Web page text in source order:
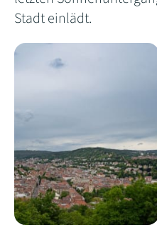
Stadt einlädt.